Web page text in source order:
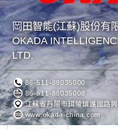
岡田智能(江蘇)股份有
OKADA
LTD.
86-511-88035000
86-511-88035008
江蘇省丹陽市珥陵鎮護國路
www.okada-china.com